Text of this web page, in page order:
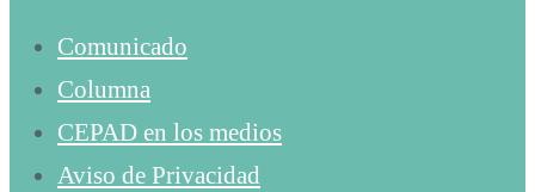
Comunicado
Columna
CEPAD en los medios
Aviso de Privacidad